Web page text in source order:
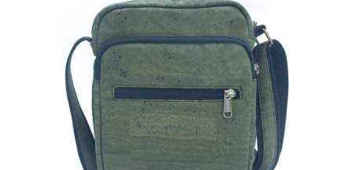
hvězdiček.